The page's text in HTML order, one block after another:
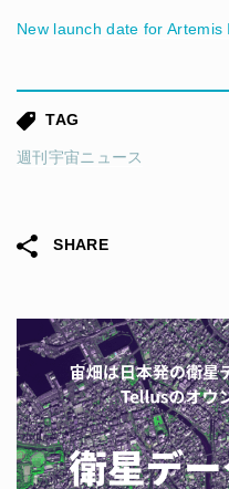
New launch date for Artemis
TAG
週刊宇宙ニュース
SHARE